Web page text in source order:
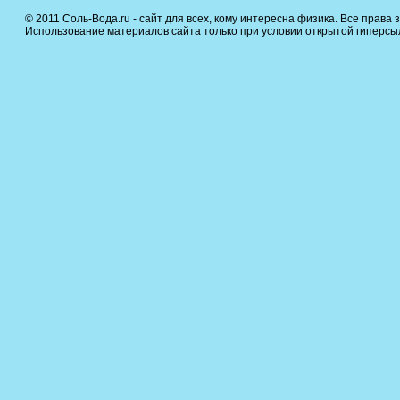
© 2011 Соль-Вода.ru - сайт для всех, кому интересна физика. Все
Использование материалов сайта только при условии открытой